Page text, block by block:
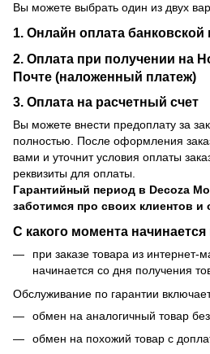
Вы можете выбрать один из двух
1. Онлайн оплата банковской
2. Оплата при получении на
Почте (наложенный платеж)
3. Оплата на расчетный счет
Вы можете внести предоплату за
полностью. После оформления
вами и уточнит условия оплаты
реквизиты для оплаты.
Гарантийный период в Decoza
заботимся про своих клиентов и
С какого момента начинается
при заказе товара из интернет-
начинается со дня получения
Обслуживание по гарантии
обмен на аналогичный товар
обмен на похожий товар с